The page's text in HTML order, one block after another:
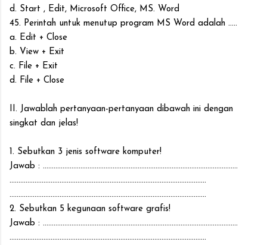
d. Start , Edit, Microsoft Office, MS. Word
45. Perintah untuk menutup program MS Word adalah .....
a. Edit + Close
b. View + Exit
c. File + Exit
d. File + Close
II. Jawablah pertanyaan-pertanyaan dibawah ini dengan
singkat dan jelas!
1. Sebutkan 3 jenis software komputer!
Jawab : .............................................................................................................
..............................................................................................................
..............................................................................................................
2. Sebutkan 5 kegunaan software grafis!
Jawab : .............................................................................................................
..............................................................................................................